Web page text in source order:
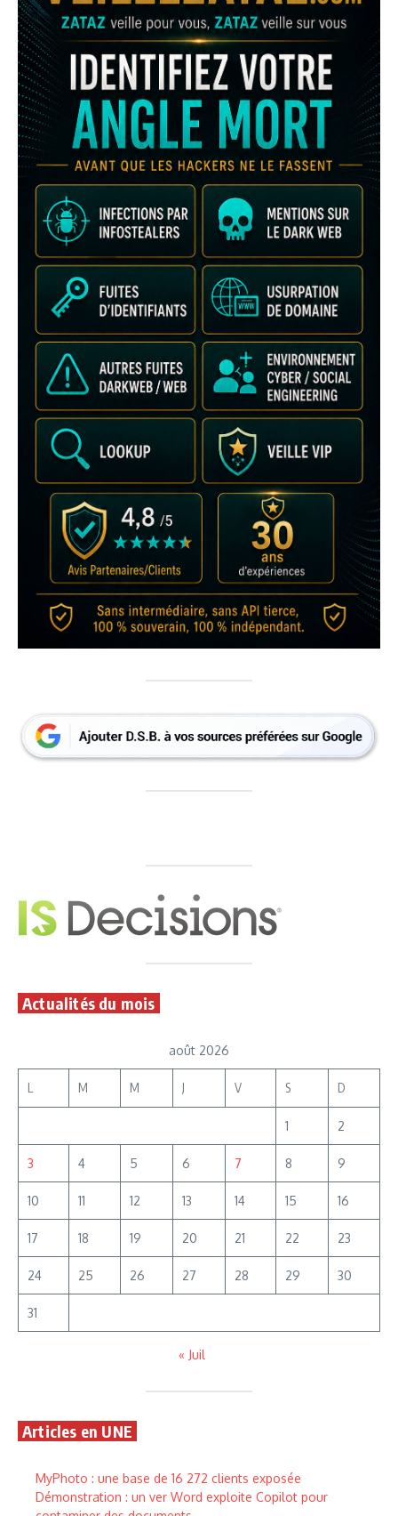
Actualités du mois
août 2026
L M M J V S D
1 2
3 4 5 6 7 8 9
10 11 12 13 14 15 16
17 18 19 20 21 22 23
24 25 26 27 28 29 30
31
« Juil
Articles en UNE
MyPhoto : une base de 16 272 clients exposée
Démonstration : un ver Word exploite Copilot pour